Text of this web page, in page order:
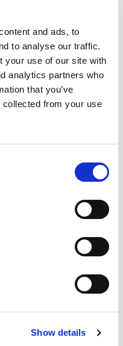
and ads, to
to analyse our traffic.
your use of our site with
analytics partners who
that you’ve
collected from your use
Show details
wat de bedoeling
verrast dat het zo
willen ze nog wel
daar kan ik niks